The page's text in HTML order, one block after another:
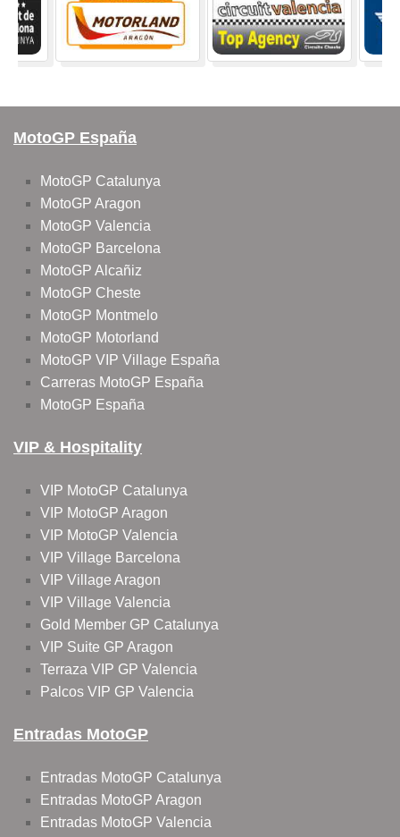
MotoGP España
MotoGP Catalunya
MotoGP Aragon
MotoGP Valencia
MotoGP Barcelona
MotoGP Alcañiz
MotoGP Cheste
MotoGP Montmelo
MotoGP Motorland
MotoGP VIP Village España
Carreras MotoGP España
MotoGP España
VIP & Hospitality
VIP MotoGP Catalunya
VIP MotoGP Aragon
VIP MotoGP Valencia
VIP Village Barcelona
VIP Village Aragon
VIP Village Valencia
Gold Member GP Catalunya
VIP Suite GP Aragon
Terraza VIP GP Valencia
Palcos VIP GP Valencia
Entradas MotoGP
Entradas MotoGP Catalunya
Entradas MotoGP Aragon
Entradas MotoGP Valencia